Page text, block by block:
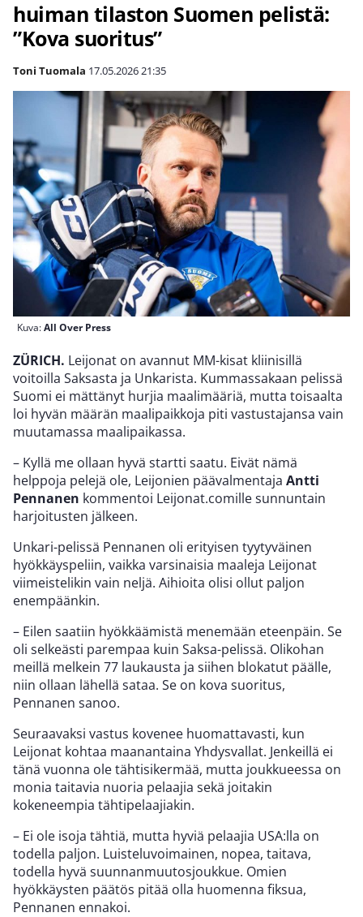
huiman tilaston Suomen pelistä:
”Kova suoritus”
Toni Tuomala 17.05.202621:35
Kuva:All Over Press
ZÜRICH. Leijonat on avannut MM-kisat kliinisillä
voitoilla Saksasta ja Unkarista. Kummassakaan pelissä
Suomi ei mättänyt hurjia maalimääriä, mutta toisaalta
loi hyvän määrän maalipaikkoja piti vastustajansa vain
muutamassa maalipaikassa.
– Kyllä me ollaan hyvä startti saatu. Eivät nämä
helppoja pelejä ole, Leijonien päävalmentaja Antti
Pennanen kommentoi Leijonat.comille sunnuntain
harjoitusten jälkeen.
Unkari-pelissä Pennanen oli erityisen tyytyväinen
hyökkäyspeliin, vaikka varsinaisia maaleja Leijonat
viimeistelikin vain neljä. Aihioita olisi ollut paljon
enempäänkin.
– Eilen saatiin hyökkäämistä menemään eteenpäin. Se
oli selkeästi parempaa kuin Saksa-pelissä. Olikohan
meillä melkein 77 laukausta ja siihen blokatut päälle,
niin ollaan lähellä sataa. Se on kova suoritus,
Pennanen sanoo.
Seuraavaksi vastus kovenee huomattavasti, kun
Leijonat kohtaa maanantaina Yhdysvallat. Jenkeillä ei
tänä vuonna ole tähtisikermää, mutta joukkueessa on
monia taitavia nuoria pelaajia sekä joitakin
kokeneempia tähtipelaajiakin.
– Ei ole isoja tähtiä, mutta hyviä pelaajia USA:lla on
todella paljon. Luisteluvoimainen, nopea, taitava,
todella hyvä suunnanmuutosjoukkue. Omien
hyökkäysten päätös pitää olla huomenna fiksua,
Pennanen ennakoi.